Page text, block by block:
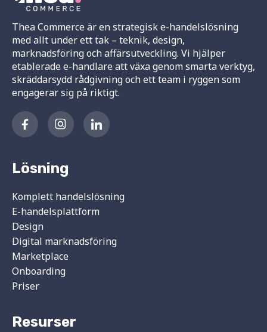
Thea Commerce är en strategisk e-handelslösning
med allt under ett tak – teknik, design,
marknadsföring och affärsutveckling. Vi hjälper
etablerade e-handlare att växa genom smarta verktyg,
skräddarsydd rådgivning och ett team i ryggen som
engagerar sig på riktigt.
Lösning
Komplett handelslösning
E-handelsplattform
Design
Digital marknadsföring
Marketplace
Onboarding
Priser
Resurser